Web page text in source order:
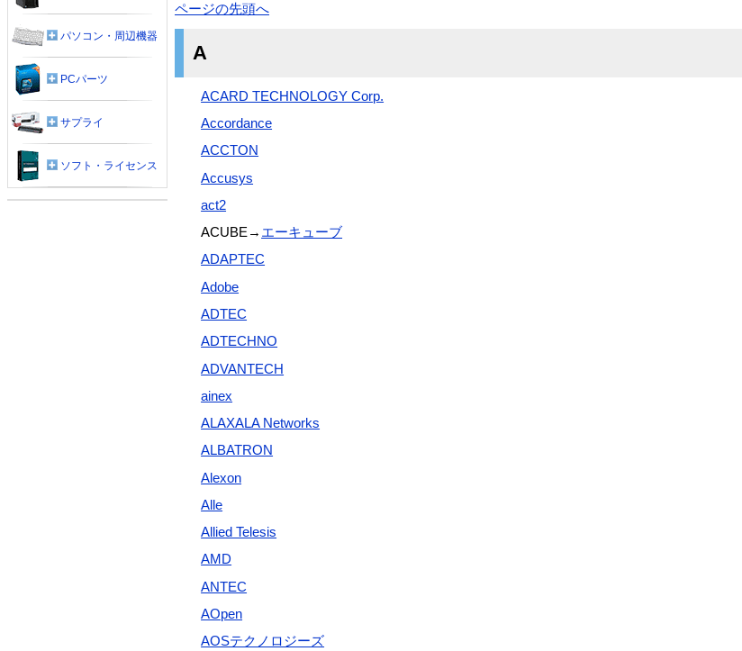
ページの先頭へ
A
ACARD TECHNOLOGY Corp.
Accordance
ACCTON
Accusys
act2
ACUBE→ エーキューブ
ADAPTEC
Adobe
ADTEC
ADTECHNO
ADVANTECH
ainex
ALAXALA Networks
ALBATRON
Alexon
Alle
Allied Telesis
AMD
ANTEC
AOpen
AOSテクノロジーズ
パソコン・周辺機器
PCパーツ
サプライ
ソフト・ライセンス